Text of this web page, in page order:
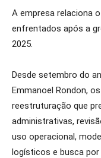
A empresa relaciona
enfrentados após a
2025.
Desde setembro do
Emmanoel Rondon,
reestruturação que
administrativas,
uso operacional,
logísticos e busca